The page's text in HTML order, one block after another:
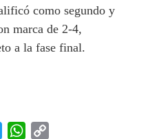
como segundo y
marca de 2-4,
a la fase final.
Twitter WhatsApp